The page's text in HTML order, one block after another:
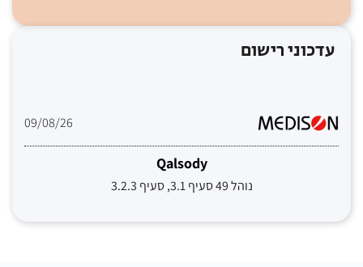
עדכוני רישום
09/08/26
Qalsody
נוהל 49 סעיף 3.1, סעיף 3.2.3